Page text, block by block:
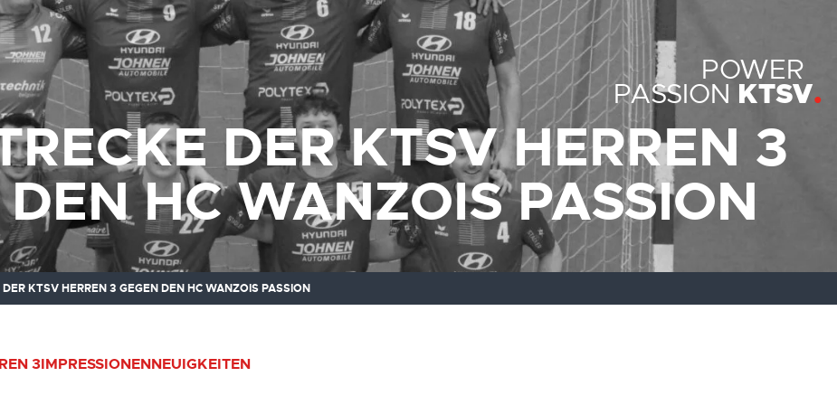
POWER
PASSION KTSV
DER KTSV HERREN 3
DEN HC WANZOIS PASSION
KTSV HERREN 3 GEGEN DEN HC WANZOIS PASSION
3IMPRESSIONENNEUIGKEITEN